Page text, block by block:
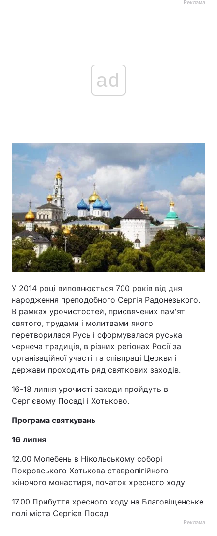
Реклама
ad
У 2014 році виповнюється 700 років від дня
народження преподобного Сергія Радонезького.
В рамках урочистостей, присвячених пам'яті
святого, трудами і молитвами якого
перетворилася Русь і сформувалася руська
чернеча традиція, в різних регіонах Росії за
організаційної участі та співпраці Церкви і
держави проходить ряд святкових заходів.
16-18 липня урочисті заходи пройдуть в
Сергієвому Посаді і Хотьково.
Програма святкувань
16 липня
12.00 Молебень в Нікольському соборі
Покровського Хотькова ставропігійного
жіночого монастиря, початок хресного ходу
17.00 Прибуття хресного ходу на Благовіщенське
полі міста Сергієв Посад
Реклама